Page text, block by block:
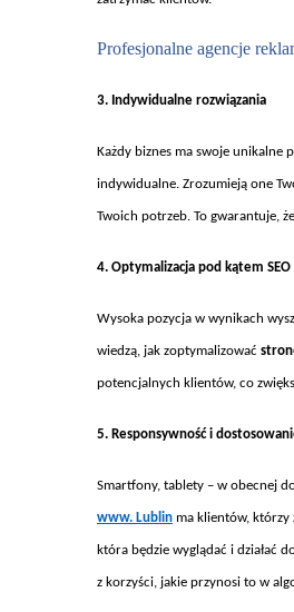
Profesjonalne agencje
3. Indywidualne rozwiązania
Każdy biznes ma swoje unikalne
indywidualne. Zrozumieją one
Twoich potrzeb. To gwarantuje,
4. Optymalizacja pod kątem SEO
Wysoka pozycja w wynikach
wiedzą, jak zoptymalizować
potencjalnych klientów, co zwi
5. Responsywność i
Smartfony, tablety – w obecnej
www. Lublin ma klientów, którzy
która będzie wyglądać i działać
z korzyści, jakie przynosi to w